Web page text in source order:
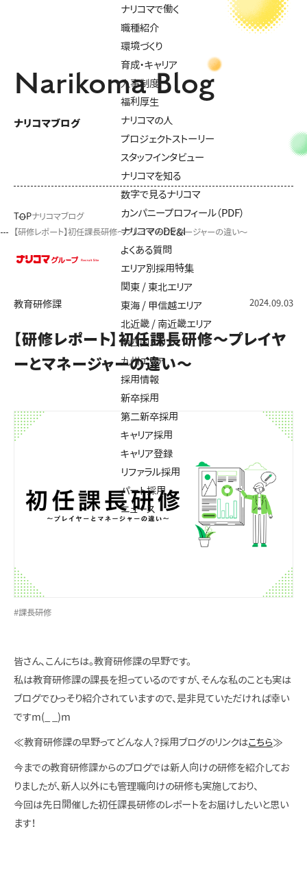
ナリコマで働く
職種紹介
環境づくり
育成・キャリア
人事制度
福利厚生
ナリコマの人
プロジェクトストーリー
スタッフインタビュー
ナリコマを知る
数字で見るナリコマ
カンパニープロフィール（PDF）
ナリコマのDE&I
よくある質問
エリア別採用特集
関東 / 東北エリア
東海 / 甲信越エリア
北近畿 / 南近畿エリア
中四国エリア
九州エリア
採用情報
新卒採用
第二新卒採用
キャリア採用
キャリア登録
リファラル採用
パート採用
ニュース
Narikoma Blog
ナリコマブログ
TOPナリコマブログ
【研修レポート】初任課長研修～プレイヤーとマネージャーの違い～
教育研修課 2024.09.03
【研修レポート】初任課長研修～プレイヤ
ーとマネージャーの違い～
#課長研修
皆さん、こんにちは。教育研修課の早野です。
私は教育研修課の課長を担っているのですが、そんな私のことも実は
ブログでひっそり紹介されていますので、是非見ていただければ幸い
ですm(_ _)m
≪教育研修課の早野ってどんな人？採用ブログのリンクはこちら≫
今までの教育研修課からのブログでは新人向けの研修を紹介してお
りましたが、新人以外にも管理職向けの研修も実施しており、
今回は先日開催した初任課長研修のレポートをお届けしたいと思い
ます！